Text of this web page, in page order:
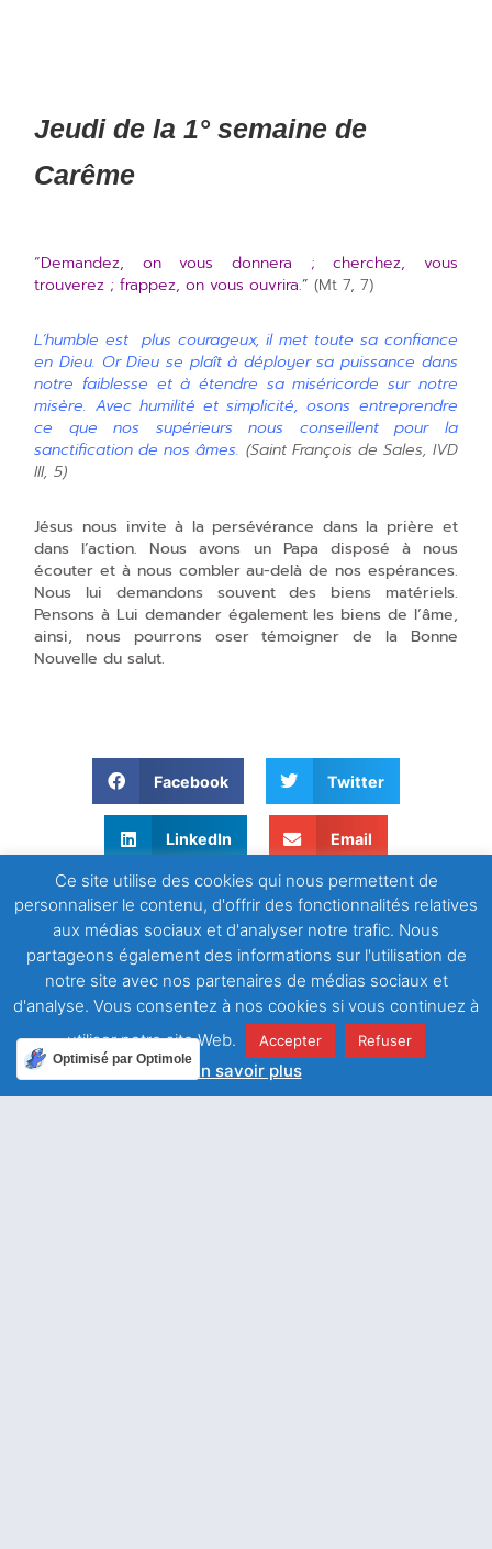
Jeudi de la 1° semaine de
Carême
“Demandez, on vous donnera ; cherchez, vous
trouverez ; frappez, on vous ouvrira.” (Mt 7, 7)
L’humble est plus courageux, il met toute sa confiance
en Dieu. Or Dieu se plaît à déployer sa puissance dans
notre faiblesse et à étendre sa miséricorde sur notre
misère. Avec humilité et simplicité, osons entreprendre
ce que nos supérieurs nous conseillent pour la
sanctification de nos âmes. (Saint François de Sales, IVD
III, 5)
Jésus nous invite à la persévérance dans la prière et
dans l’action. Nous avons un Papa disposé à nous
écouter et à nous combler au-delà de nos espérances.
Nous lui demandons souvent des biens matériels.
Pensons à Lui demander également les biens de l’âme,
ainsi, nous pourrons oser témoigner de la Bonne
Nouvelle du salut.
Facebook Twitter
LinkedIn Email
WhatsApp
Ce site utilise des cookies qui nous permettent de
personnaliser le contenu, d'offrir des fonctionnalités relatives
aux médias sociaux et d'analyser notre trafic. Nous
partageons également des informations sur l'utilisation de
notre site avec nos partenaires de médias sociaux et
d'analyse. Vous consentez à nos cookies si vous continuez à
utiliser notre site Web.
Accepter Refuser
En savoir plus
Optimisé par Optimole